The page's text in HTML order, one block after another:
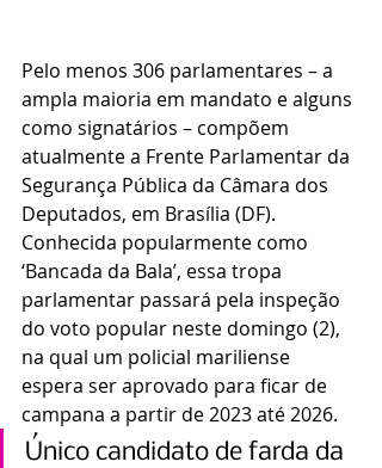
Pelo menos 306 parlamentares – a
ampla maioria em mandato e alguns
como signatários – compõem
atualmente a Frente Parlamentar da
Segurança Pública da Câmara dos
Deputados, em Brasília (DF).
Conhecida popularmente como
‘Bancada da Bala’, essa tropa
parlamentar passará pela inspeção
do voto popular neste domingo (2),
na qual um policial mariliense
espera ser aprovado para ficar de
campana a partir de 2023 até 2026.
Único candidato de farda da